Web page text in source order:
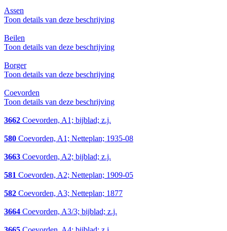
Assen
Toon details van deze beschrijving
Beilen
Toon details van deze beschrijving
Borger
Toon details van deze beschrijving
Coevorden
Toon details van deze beschrijving
3662 Coevorden, A1; bijblad; z.j.
580 Coevorden, A1; Netteplan; 1935-08
3663 Coevorden, A2; bijblad; z.j.
581 Coevorden, A2; Netteplan; 1909-05
582 Coevorden, A3; Netteplan; 1877
3664 Coevorden, A3/3; bijblad; z.j.